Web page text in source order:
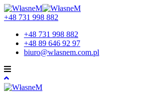
+48 731 998 882
+48 731 998 882
+48 89 646 92 97
biuro@wlasnem.com.pl